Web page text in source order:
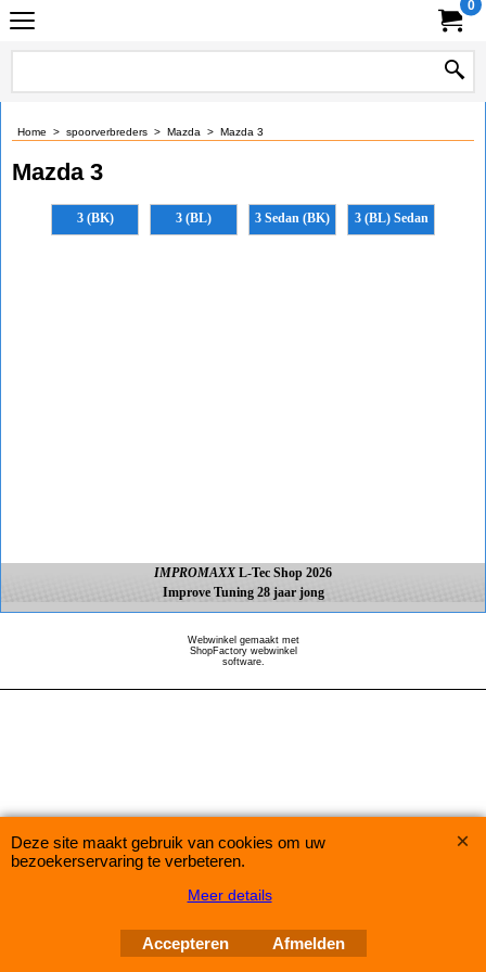
0
Home > spoorverbreders > Mazda > Mazda 3
Mazda 3
3 (BK) 3 (BL) 3 Sedan (BK) 3 (BL) Sedan
IMPROMAXX L-Tec Shop 2026
Improve Tuning 28 jaar jong
Webwinkel gemaakt met
ShopFactory webwinkel
software.
Deze site maakt gebruik van cookies om uw
bezoekerservaring te verbeteren.
Meer details
Accepteren Afmelden